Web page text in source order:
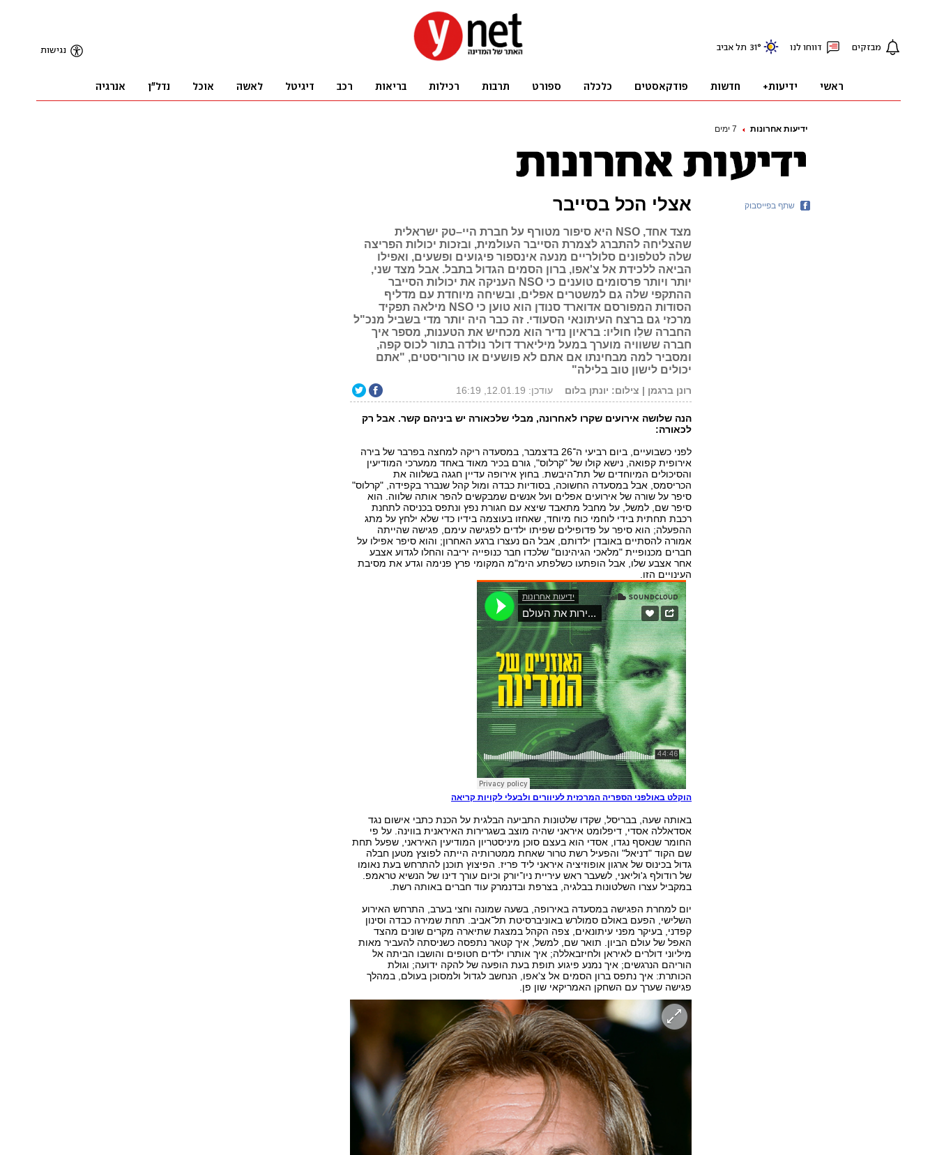
ידיעות אחרונות 7 ימים
אצלי הכל בסייבר
מצד אחד, NSO היא סיפור מטורף על חברת היי–טק ישראלית
שהצליחה להתברג לצמרת הסייבר העולמית, ובזכות יכולות הפריצה
שלה לטלפונים סלולריים מנעה אינספור פיגועים ופשעים, ואפילו
הביאה ללכידת אל צ'אפו, ברון הסמים הגדול בתבל. אבל מצד שני,
יותר ויותר פרסומים טוענים כי NSO העניקה את יכולות הסייבר
ההתקפי שלה גם למשטרים אפלים, ובשיחה מיוחדת עם מדליף
הסודות המפורסם אדוארד סנודן הוא טוען כי NSO מילאה תפקיד
מרכזי גם ברצח העיתונאי הסעודי. זה כבר היה יותר מדי בשביל מנכ"ל
החברה שלֵו חוליו: בראיון נדיר הוא מכחיש את הטענות, מספר איך
חברה ששוויה מוערך במעל מיליארד דולר נולדה בתור לכוס קפה,
ומסביר למה מבחינתו אם אתם לא פושעים או טרוריסטים, "אתם
יכולים לישון טוב בלילה"
רונן ברגמן | צילום: יונתן בלום עודכן: 12.01.19, 16:19
הנה שלושה אירועים שקרו לאחרונה, מבלי שלכאורה יש ביניהם קשר. אבל רק
לכאורה:
לפני כשבועיים, ביום רביעי ה־26 בדצמבר, במסעדה ריקה למחצה בפרבר של בירה
אירופית קפואה, נישא קולו של "קרלוס", גורם בכיר מאוד באחד ממערכי המודיעין
והסיכולים המיוחדים של תת־היבשת. בחוץ אירופה עדיין חגגה בשלווה את
הכריסמס, אבל במסעדה החשוכה, בסודיות כבדה ומול קהל שנברר בקפידה, "קרלוס"
סיפר על שורה של אירועים אפלים ועל אנשים שמבקשים להפר אותה שלווה. הוא
סיפר שם, למשל, על מחבל מתאבד שיצא עם חגורת נפץ ונתפס בכניסה לתחנת
רכבת תחתית בידי לוחמי כוח מיוחד, שאחזו בעוצמה בידיו כדי שלא ילחץ על מתג
ההפעלה; הוא סיפר על פדופילים שפיתו ילדים לפגישה עימם, פגישה שהייתה
אמורה להסתיים באובדן ילדותם, אבל הם נעצרו ברגע האחרון; והוא סיפר אפילו על
חברים מכנופיית "מלאכי הגיהינום" שלכדו חבר כנופייה יריבה והחלו לגדוע אצבע
אחר אצבע שלו, אבל הופתעו כשלפתע הימ"מ המקומי פרץ פנימה וגדע את מסיבת
העינויים הזו.
הוקלט באולפני הספריה המרכזית לעיוורים ולבעלי לקויות קריאה
באותה שעה, בבריסל, שקדו שלטונות התביעה הבלגית על הכנת כתבי אישום נגד
אסדאללה אסדי, דיפלומט איראני שהיה מוצב בשגרירות האיראנית בווינה. על פי
החומר שנאסף נגדו, אסדי הוא בעצם סוכן מיניסטריון המודיעין האיראני, שפעל תחת
שם הקוד "דניאל" והפעיל רשת טרור שאחת ממטרותיה הייתה לפוצץ מטען חבלה
גדול בכינוס של ארגון אופוזיציה איראני ליד פריז. הפיצוץ תוכנן להתרחש בעת נאומו
של רודולף ג'וליאני, לשעבר ראש עיריית ניו־יורק וכיום עורך דינו של הנשיא טראמפ.
במקביל עצרו השלטונות בבלגיה, בצרפת ובדנמרק עוד חברים באותה רשת.
יום למחרת הפגישה במסעדה באירופה, בשעה שמונה וחצי בערב, התרחש האירוע
השלישי, הפעם באולם סמולרש באוניברסיטת תל־אביב. תחת שמירה כבדה וסינון
קפדני, בעיקר מפני עיתונאים, צפה הקהל במצגת שתיארה מקרים שונים מהצד
האפל של עולם הביון. תואר שם, למשל, איך קטאר נתפסה כשניסתה להעביר מאות
מיליוני דולרים לאיראן ולחיזבאללה; איך אותרו ילדים חטופים והושבו הביתה אל
הוריהם הנרגשים; איך נמנע פיגוע תופת בעת הופעה של להקה ידועה; וגולת
הכותרת: איך נתפס ברון הסמים אל צ'אפו, הנחשב לגדול ולמסוכן בעולם, במהלך
פגישה שערך עם השחקן האמריקאי שון פן.
שתף בפייסבוק